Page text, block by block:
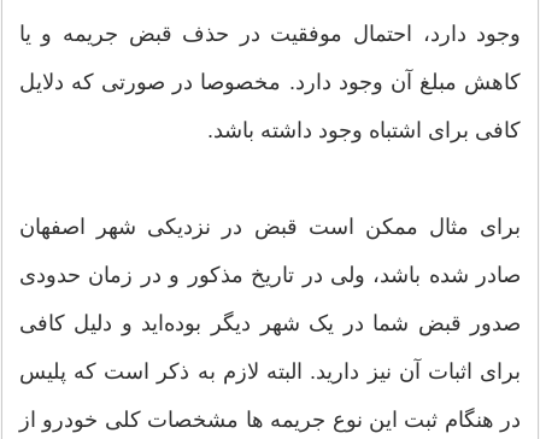
وجود دارد، احتمال موفقیت در حذف قبض جریمه و یا
کاهش مبلغ آن وجود دارد. مخصوصا در صورتی که دلایل
کافی برای اشتباه وجود داشته باشد.
برای مثال ممکن است قبض در نزدیکی شهر اصفهان
صادر شده باشد، ولی در تاریخ مذکور و در زمان حدودی
صدور قبض شما در یک شهر دیگر بوده‌اید و دلیل کافی
برای اثبات آن نیز دارید. البته لازم به ذکر است که پلیس
در هنگام ثبت این نوع جریمه ها مشخصات کلی خودرو از